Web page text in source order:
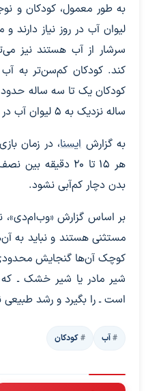
لیوان آب در روز نیاز دارند
سرشار از آب هستند نیز
کند. کودکان کم‌سن‌تر به آب
ساله نزدیک به ۵ لیوان آب در روز نیاز دارند.
به گزارش ایسنا، در زمان
هر ۱۵ تا ۲۰
بدن دچار کم‌آبی نشود.
بر اساس گزارش «وب‌ام‌دی»،
مستثنی هستند و نباید به
کوچک آن‌ها گنجایش
شیر مادر یا شیر خشک ـ
است ـ را بگیرد و رشد طبیعی
آب کودکان